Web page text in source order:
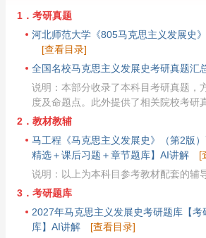
1．考研真题
河北师范大学《805马克思主义发展史
[查看目录]
全国名校马克思主义发展史考研真题汇
说明：本部分收录了本科目考研真题，
度及命题点。此外提供了相关院校考研
2．教材教辅
马工程《马克思主义发展史》（第2版
精选＋课后习题＋章节题库】AI讲解
[
说明：以上为本科目参考教材配套的辅
3．考研题库
2027年马克思主义发展史考研题库【考
库】AI讲解
[查看目录]